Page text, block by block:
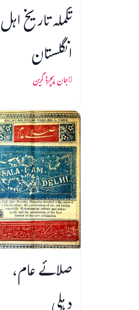
تکملہ تاریخ اہل
انگلستان
جان ریچرڈ گرین
صلائے عام،